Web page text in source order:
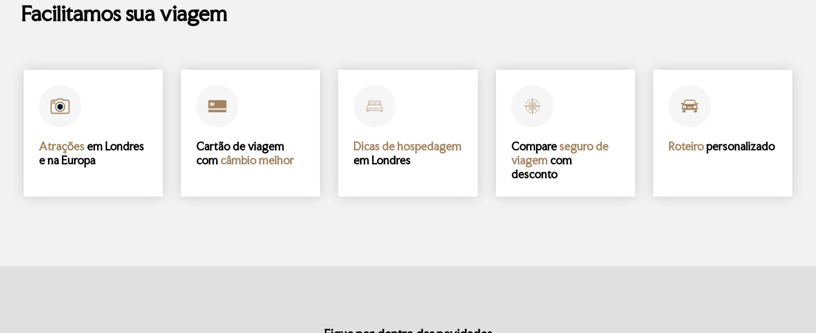
Facilitamos sua viagem
Atraçõesem Londres
e na Europa
Cartão de viagem
com câmbio melhor
Dicas de hospedagem
em Londres
Compareseguro de
viagemcom
desconto
Roteiropersonalizado